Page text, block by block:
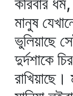
মানুষ
ভুলিয়াছে
দুর্দশাকে